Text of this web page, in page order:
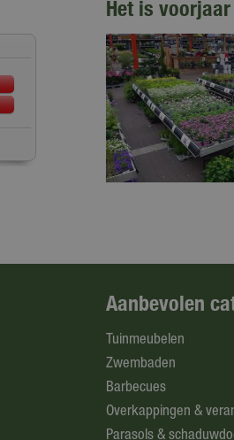
Het is
Aanbevolen
Tuinmeubelen
Zwembaden
Barbecues
Overkappingen &
Parasols &